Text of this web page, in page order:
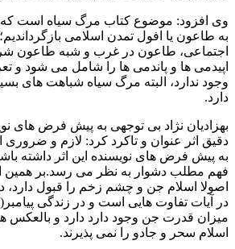
وی افزود: موضوع کتاب مرگ سیاه است که
به طاعون یا افول تمدن اسلامی بازگرداندیم؛
اجتماعی، طاعون در غرب و شبه طاعون
اپیدمی ها و پاندمی ها را شامل می شود و
وجود ندارد، البته مرگ سیاه شباهت های
دارد.
بهزادیان نژاد بی توجهی به پیش فرض های
دقیق اثر عنوان و تاکرد کرد: لازم و
به پیش فرض های نویسنده این اثر داشته
فهم مطلب دشوار به نظر می رسد.بر همین
اصولا اسلام جن و چشم زخم را قبول
در آیات تفاوت هایی است و در زندگی
میزان قدرت جن وجود دارد دارد و بالعکس
اسلام سحر و جادو را نمی پذیرند.